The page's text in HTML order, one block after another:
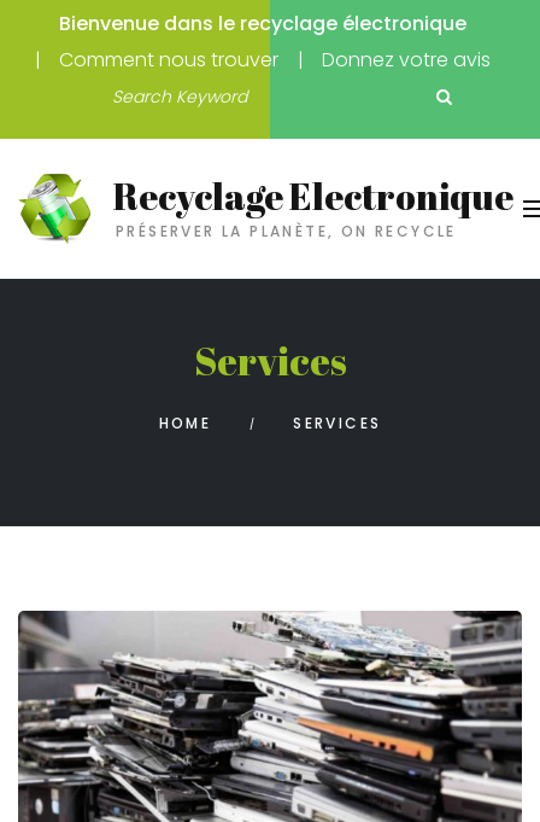
Bienvenue dans le recyclage électronique
Comment nous trouver
Donnez votre avis
Recyclage Electronique
PRÉSERVER LA PLANÈTE, ON RECYCLE
Services
HOME SERVICES